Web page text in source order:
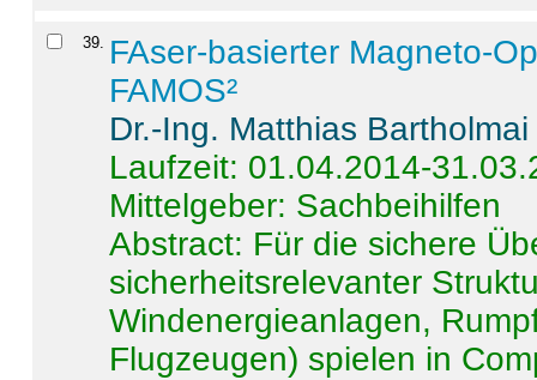
39. FAser-basierter Magneto-
FAMOS²
Dr.-Ing. Matthias Bartholmai
Laufzeit: 01.04.2014-
Mittelgeber: Sachbeihilfen
Abstract: Für die sichere
sicherheitsrelevanter
Windenergieanlagen,
Flugzeugen) spielen in